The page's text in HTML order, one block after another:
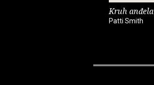
Kruh anđela
Patti Smith